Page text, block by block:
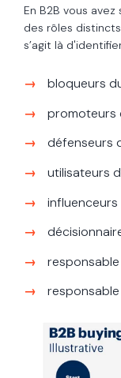
En B2B vous
des rôles
s’agit là
bloqueurs
promoteurs
défenseurs
utilisateurs